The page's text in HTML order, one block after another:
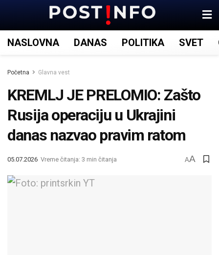
NASLOVNA DANAS POLITIKA SVET
Početna Glavna vest
KREMLJ JE PRELOMIO: Zašto
Rusija operaciju u Ukrajini
danas nazvao pravim ratom
05.07.2026 Vreme čitanja: 3 min čitanja AA